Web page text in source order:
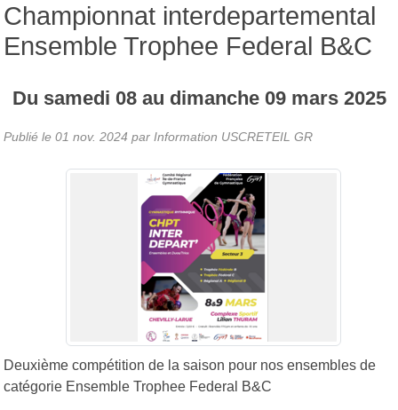
Championnat interdepartemental
Ensemble Trophee Federal B&C
Du samedi 08au dimanche 09 mars 2025
Publié le 01 nov. 2024 par Information USCRETEIL GR
Deuxième compétition de la saison pour nos ensembles de
catégorie Ensemble Trophee Federal B&C